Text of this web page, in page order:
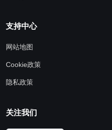
支持中心
网站地图
Cookie政策
隐私政策
关注我们